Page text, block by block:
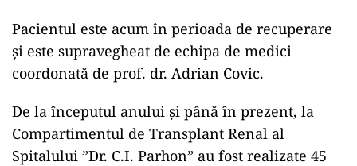
Pacientul este acum în perioada de recuperare
și este supravegheat de echipa de medici
coordonată de prof. dr. Adrian Covic.
De la începutul anului și până în prezent, la
Compartimentul de Transplant Renal al
Spitalului ”Dr. C.I. Parhon” au fost realizate 45